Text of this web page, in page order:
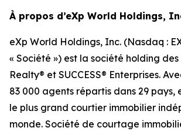
À propos d’eXp World Holdings,
eXp World Holdings, Inc. (Nasdaq :
« Société ») est la société holding
Realty® et SUCCESS® Enterprises.
83 000 agents répartis dans 29 pays,
le plus grand courtier immobilier
monde. Société de courtage